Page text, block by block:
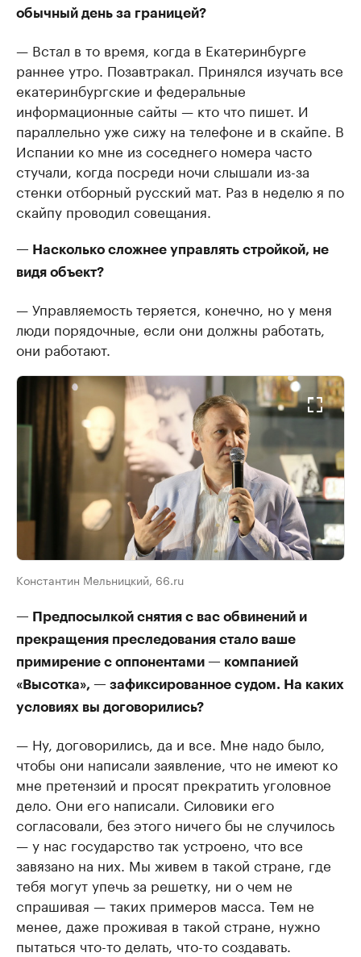
обычный день за границей?
— Встал в то время, когда в Екатеринбурге
раннее утро. Позавтракал. Принялся изучать все
екатеринбургские и федеральные
информационные сайты — кто что пишет. И
параллельно уже сижу на телефоне и в скайпе. В
Испании ко мне из соседнего номера часто
стучали, когда посреди ночи слышали из-за
стенки отборный русский мат. Раз в неделю я по
скайпу проводил совещания.
— Насколько сложнее управлять стройкой, не
видя объект?
— Управляемость теряется, конечно, но у меня
люди порядочные, если они должны работать,
они работают.
Константин Мельницкий, 66.ru
— Предпосылкой снятия с вас обвинений и
прекращения преследования стало ваше
примирение с оппонентами — компанией
«Высотка», — зафиксированное судом. На каких
условиях вы договорились?
— Ну, договорились, да и все. Мне надо было,
чтобы они написали заявление, что не имеют ко
мне претензий и просят прекратить уголовное
дело. Они его написали. Силовики его
согласовали, без этого ничего бы не случилось
— у нас государство так устроено, что все
завязано на них. Мы живем в такой стране, где
тебя могут упечь за решетку, ни о чем не
спрашивая — таких примеров масса. Тем не
менее, даже проживая в такой стране, нужно
пытаться что-то делать, что-то создавать.